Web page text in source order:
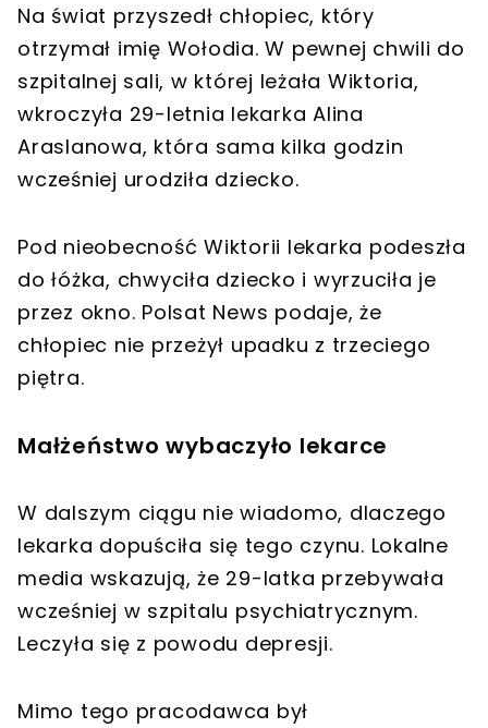
Na świat przyszedł chłopiec, który
otrzymał imię Wołodia. W pewnej chwili do
szpitalnej sali, w której leżała Wiktoria,
wkroczyła 29-letnia lekarka Alina
Araslanowa, która sama kilka godzin
wcześniej urodziła dziecko.
Pod nieobecność Wiktorii lekarka podeszła
do łóżka, chwyciła dziecko i wyrzuciła je
przez okno. Polsat News podaje, że
chłopiec nie przeżył upadku z trzeciego
piętra.
Małżeństwo wybaczyło lekarce
W dalszym ciągu nie wiadomo, dlaczego
lekarka dopuściła się tego czynu. Lokalne
media wskazują, że 29-latka przebywała
wcześniej w szpitalu psychiatrycznym.
Leczyła się z powodu depresji.
Mimo tego pracodawca był